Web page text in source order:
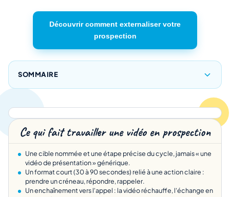
Découvrir comment externaliser votre
prospection
SOMMAIRE
Ce qui fait travailler une vidéo en prospection
Une cible nommée et une étape précise du cycle, jamais « une
vidéo de présentation » générique.
Un format court (30 à 90 secondes) relié à une action claire :
prendre un créneau, répondre, rappeler.
Un enchaînement vers l'appel : la vidéo réchauffe, l'échange en